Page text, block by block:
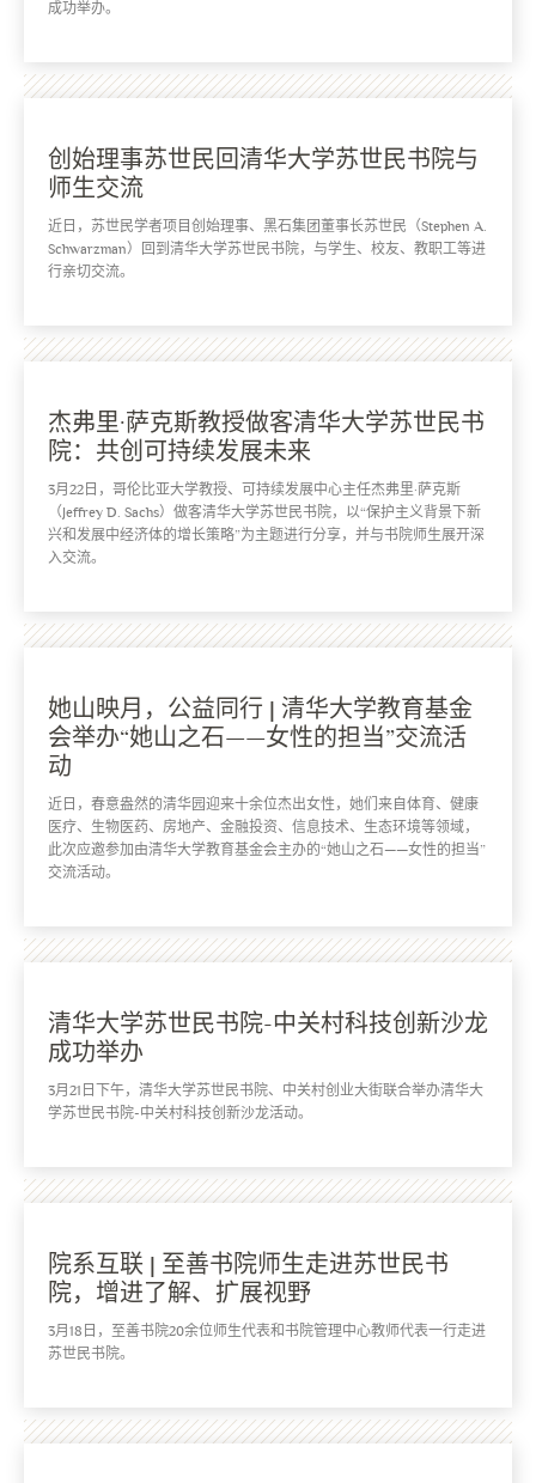
成功举办。
创始理事苏世民回清华大学苏世民书院与
师生交流
近日，苏世民学者项目创始理事、黑石集团董事长苏世民（Stephen A.
Schwarzman）回到清华大学苏世民书院，与学生、校友、教职工等进
行亲切交流。
杰弗里·萨克斯教授做客清华大学苏世民书
院：共创可持续发展未来
3月22日，哥伦比亚大学教授、可持续发展中心主任杰弗里·萨克斯
（Jeffrey D. Sachs）做客清华大学苏世民书院，以“保护主义背景下新
兴和发展中经济体的增长策略”为主题进行分享，并与书院师生展开深
入交流。
她山映月，公益同行 | 清华大学教育基金
会举办“她山之石——女性的担当”交流活
动
近日，春意盎然的清华园迎来十余位杰出女性，她们来自体育、健康
医疗、生物医药、房地产、金融投资、信息技术、生态环境等领域，
此次应邀参加由清华大学教育基金会主办的“她山之石——女性的担当”
交流活动。
清华大学苏世民书院-中关村科技创新沙龙
成功举办
3月21日下午，清华大学苏世民书院、中关村创业大街联合举办清华大
学苏世民书院-中关村科技创新沙龙活动。
院系互联 | 至善书院师生走进苏世民书
院，增进了解、扩展视野
3月18日，至善书院20余位师生代表和书院管理中心教师代表一行走进
苏世民书院。